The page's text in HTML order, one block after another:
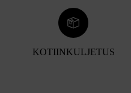
KOTIINKULJETUS